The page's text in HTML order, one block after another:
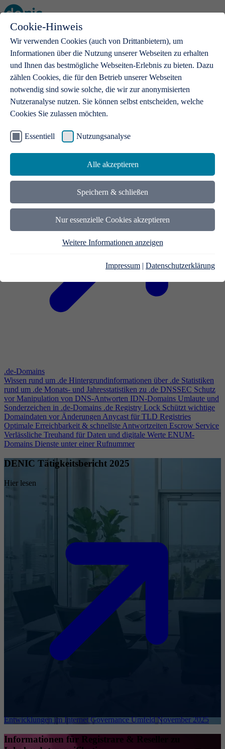
Cookie-Hinweis
Wir verwenden Cookies (auch von Drittanbietern), um
Informationen über die Nutzung unserer Webseiten zu erhalten
und Ihnen das bestmögliche Webseiten-Erlebnis zu bieten. Dazu
zählen Cookies, die für den Betrieb unserer Webseiten
notwendig sind sowie solche, die wir zur anonymisierten
Nutzeranalyse nutzen. Sie können selbst entscheiden, welche
Cookies Sie zulassen möchten.
Essentiell Nutzungsanalyse
Alle akzeptieren
Speichern & schließen
Nur essenzielle Cookies akzeptieren
Weitere Informationen anzeigen
Impressum | Datenschutzerklärung
Open main menu
.de-Domains
Mit einer .de-Domain erhalten Ideen eine Bühne
.de-Domains
Wissen rund um .de Hintergrundinformationen über .de Statistiken
rund um .de Monats- und Jahresstatistiken zu .de DNSSEC Schutz
vor Manipulation von DNS-Antworten IDN-Domains Umlaute und
Sonderzeichen in .de-Domains .de Registry Lock Schützt wichtige
Domaindaten vor ÄnderungenAnycast für TLD Registries
Optimale Erreichbarkeit & schnellste Antwortzeiten Escrow Service
Verlässliche Treuhand für Daten und digitale Werte ENUM-
Domains Dienste unter einer Rufnummer
DENIC Tätigkeitsbericht 2025
Hier lesen
Entwicklungen im Internet Governance Umfeld November 2025
Informationen für Registrare & Reseller zu